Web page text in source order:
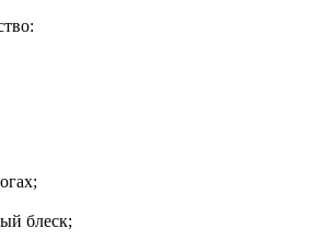
блеск;